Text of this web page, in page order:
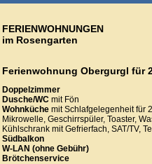
FERIENWOHNUNGEN
im Rosengarten
Ferienwohnung Obergurgl für
Doppelzimmer
Dusche/WC mit Fön
Wohnküche mit Schlafgelegenheit für
Mikrowelle, Geschirrspüler, Toaster,
Kühlschrank mit Gefrierfach, SAT/TV,
Südbalkon
W-LAN (ohne Gebühr)
Brötchenservice